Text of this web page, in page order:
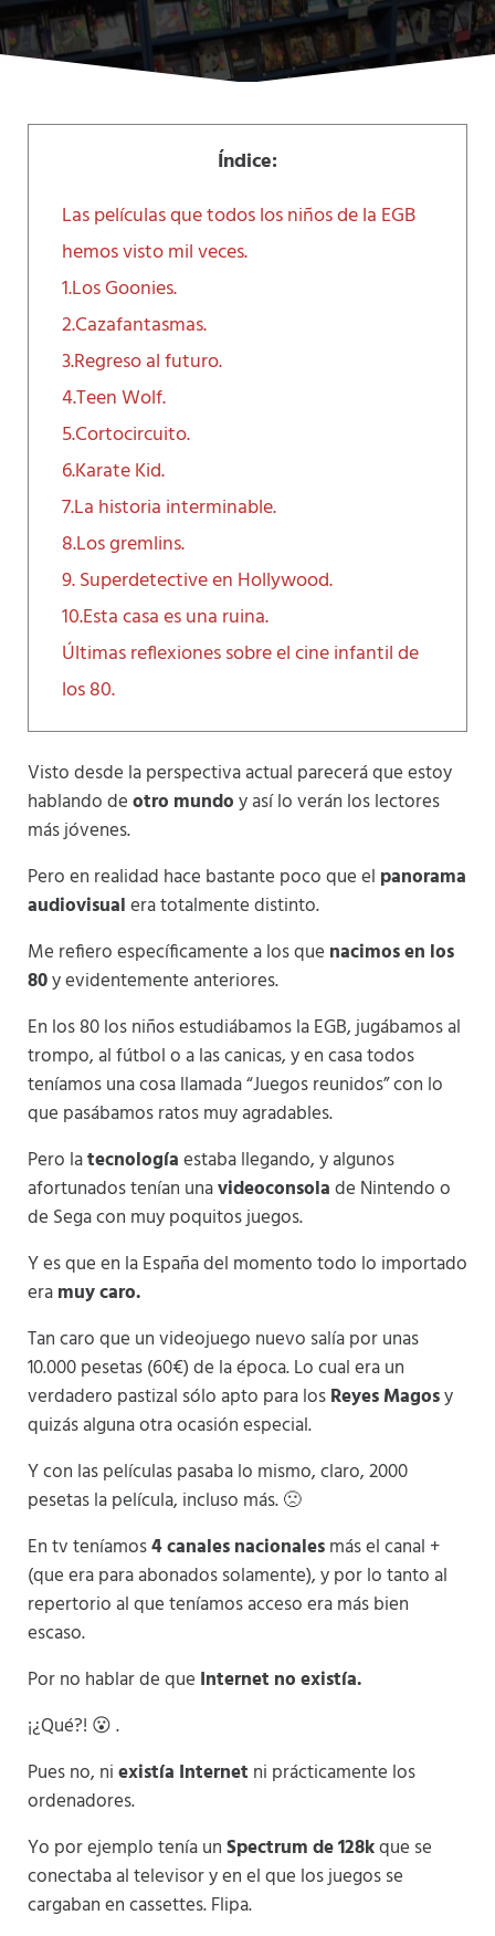
Índice:
Las películas que todos los niños de la EGB
hemos visto mil veces.
1.Los Goonies.
2.Cazafantasmas.
3.Regreso al futuro.
4.Teen Wolf.
5.Cortocircuito.
6.Karate Kid.
7.La historia interminable.
8.Los gremlins.
9. Superdetective en Hollywood.
10.Esta casa es una ruina.
Últimas reflexiones sobre el cine infantil de
los 80.
Visto desde la perspectiva actual parecerá que estoy
hablando deotro mundoy así lo verán los lectores
más jóvenes.
Pero en realidad hace bastante poco que el panorama
audiovisualera totalmente distinto.
Me refiero específicamente a los que nacimos en los
80y evidentemente anteriores.
En los 80 los niños estudiábamos la EGB, jugábamos al
trompo, al fútbol o a las canicas, y en casa todos
teníamos una cosa llamada “Juegos reunidos” con lo
que pasábamos ratos muy agradables.
Pero latecnologíaestaba llegando, y algunos
afortunados tenían unavideoconsolade Nintendo o
de Sega con muy poquitos juegos.
Y es que en la España del momento todo lo importado
eramuy caro.
Tan caro que un videojuego nuevo salía por unas
10.000 pesetas (60€) de la época. Lo cual era un
verdadero pastizal sólo apto para losReyes Magosy
quizás alguna otra ocasión especial.
Y con las películas pasaba lo mismo, claro, 2000
pesetas la película, incluso más. 🙁
En tv teníamos4 canalesnacionalesmás el canal +
(que era para abonados solamente), y por lo tanto al
repertorio al que teníamos acceso era más bien
escaso.
Por no hablar de que Internet no existía.
¡¿Qué?! 😮 .
Pues no, niexistía Internet ni prácticamente los
ordenadores.
Yo por ejemplo tenía unSpectrum de 128kque se
conectaba al televisor y en el que los juegos se
cargaban en cassettes. Flipa.